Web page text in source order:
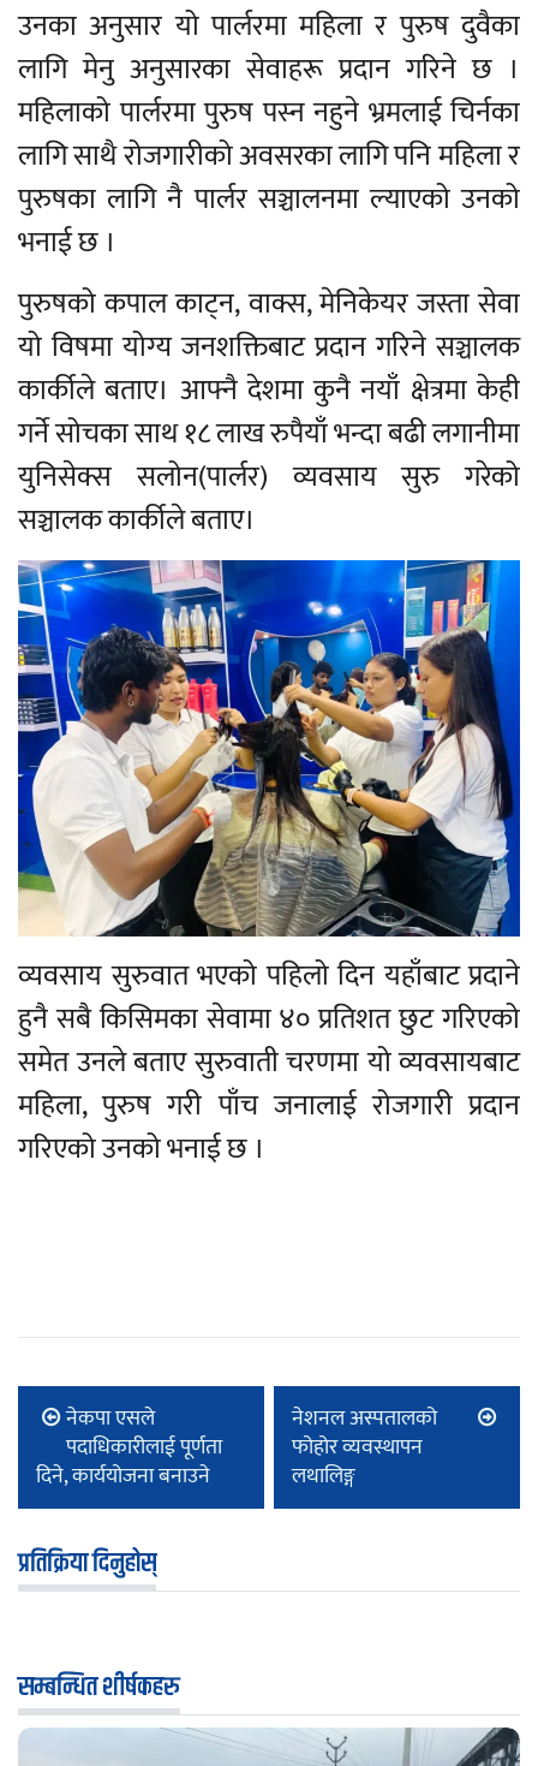
उनका अनुसार यो पार्लरमा महिला र पुरुष दुवैका
लागि मेनु अनुसारका सेवाहरू प्रदान गरिने छ ।
महिलाको पार्लरमा पुरुष पस्न नहुने भ्रमलाई चिर्नका
लागि साथै रोजगारीको अवसरका लागि पनि महिला र
पुरुषका लागि नै पार्लर सञ्चालनमा ल्याएको उनको
भनाई छ ।
पुरुषको कपाल काट्न, वाक्स, मेनिकेयर जस्ता सेवा
यो विषमा योग्य जनशक्तिबाट प्रदान गरिने सञ्चालक
कार्कीले बताए। आफ्नै देशमा कुनै नयाँ क्षेत्रमा केही
गर्ने सोचका साथ १८ लाख रुपैयाँ भन्दा बढी लगानीमा
युनिसेक्स सलोन(पार्लर) व्यवसाय सुरु गरेको
सञ्चालक कार्कीले बताए।
व्यवसाय सुरुवात भएको पहिलो दिन यहाँबाट प्रदाने
हुनै सबै किसिमका सेवामा ४० प्रतिशत छुट गरिएको
समेत उनले बताए सुरुवाती चरणमा यो व्यवसायबाट
महिला, पुरुष गरी पाँच जनालाई रोजगारी प्रदान
गरिएको उनको भनाई छ ।
नेकपा एसले
पदाधिकारीलाई पूर्णता
दिने, कार्ययोजना बनाउने
नेशनल अस्पतालको
फोहोर व्यवस्थापन
लथालिङ्ग
प्रतिक्रिया दिनुहोस्
सम्बन्धित शीर्षकहरु